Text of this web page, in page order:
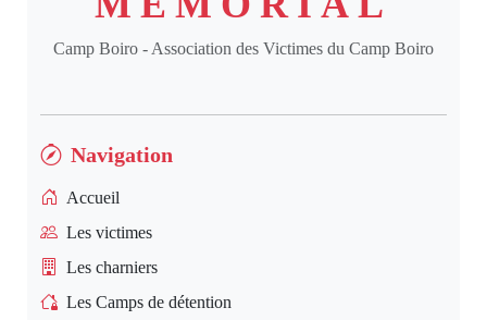
Camp Boiro - Association des Victimes du Camp Boiro
Navigation
Accueil
Les victimes
Les charniers
Les Camps de détention